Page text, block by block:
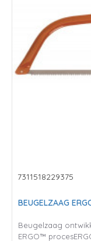
7311518229375
BEUGELZAAG
Beugelzaag
ERGO™